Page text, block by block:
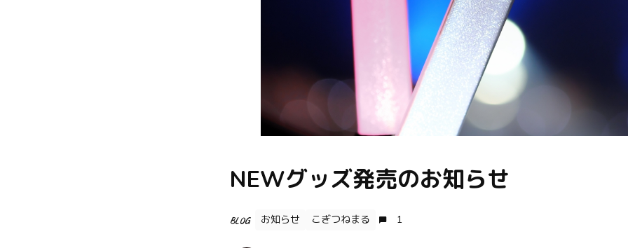
NEWグッズ発売のお知らせ
BLOG お知らせ こぎつねまる 1